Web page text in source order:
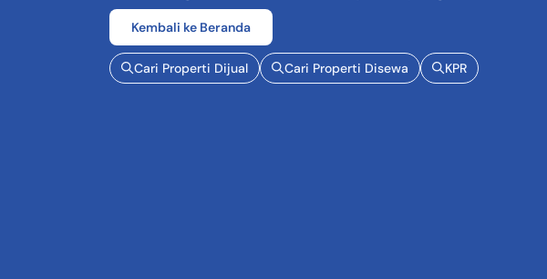
Kembali ke Beranda
Cari Properti Dijual Cari Properti Disewa KPR